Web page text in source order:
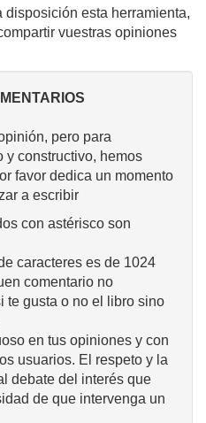
disposición esta herramienta,
vuestras opiniones
pero para
y constructivo, hemos
favor dedica un momento
a escribir
con astérisco son
caracteres es de 1024
comentario no
te gusta o no el libro sino
en tus opiniones y con
usuarios. El respeto y la
debate del interés que
de que intervenga un